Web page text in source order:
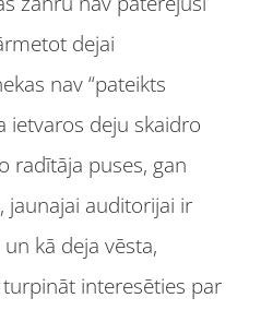
dejai
nav “pateikts
ietvaros deju skaidro
radītāja puses, gan
jaunajai auditorijai ir
kā deja vēsta,
interesēties par